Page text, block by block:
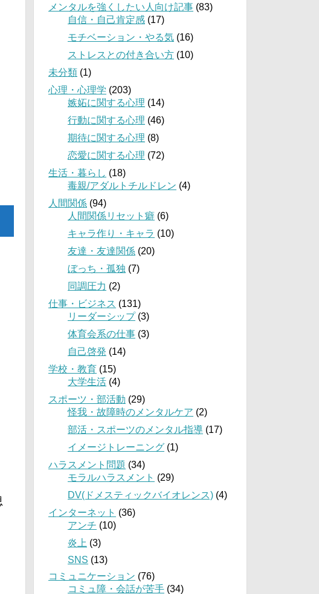
メンタルを強くしたい人向け記事 (83)
自信・自己肯定感 (17)
モチベーション・やる気 (16)
ストレスとの付き合い方 (10)
未分類 (1)
心理・心理学 (203)
嫉妬に関する心理 (14)
行動に関する心理 (46)
期待に関する心理 (8)
恋愛に関する心理 (72)
生活・暮らし (18)
毒親/アダルトチルドレン (4)
人間関係 (94)
人間関係リセット癖 (6)
キャラ作り・キャラ (10)
友達・友達関係 (20)
ぼっち・孤独 (7)
同調圧力 (2)
仕事・ビジネス (131)
リーダーシップ(3)
体育会系の仕事 (3)
自己啓発 (14)
学校・教育 (15)
大学生活 (4)
スポーツ・部活動 (29)
怪我・故障時のメンタルケア (2)
部活・スポーツのメンタル指導 (17)
イメージトレーニング (1)
ハラスメント問題 (34)
モラルハラスメント (29)
DV(ドメスティックバイオレンス) (4)
インターネット (36)
アンチ (10)
炎上 (3)
SNS (13)
コミュニケーション (76)
コミュ障・会話が苦手 (34)